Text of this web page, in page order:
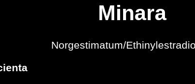
Minara
Norgestimatum/